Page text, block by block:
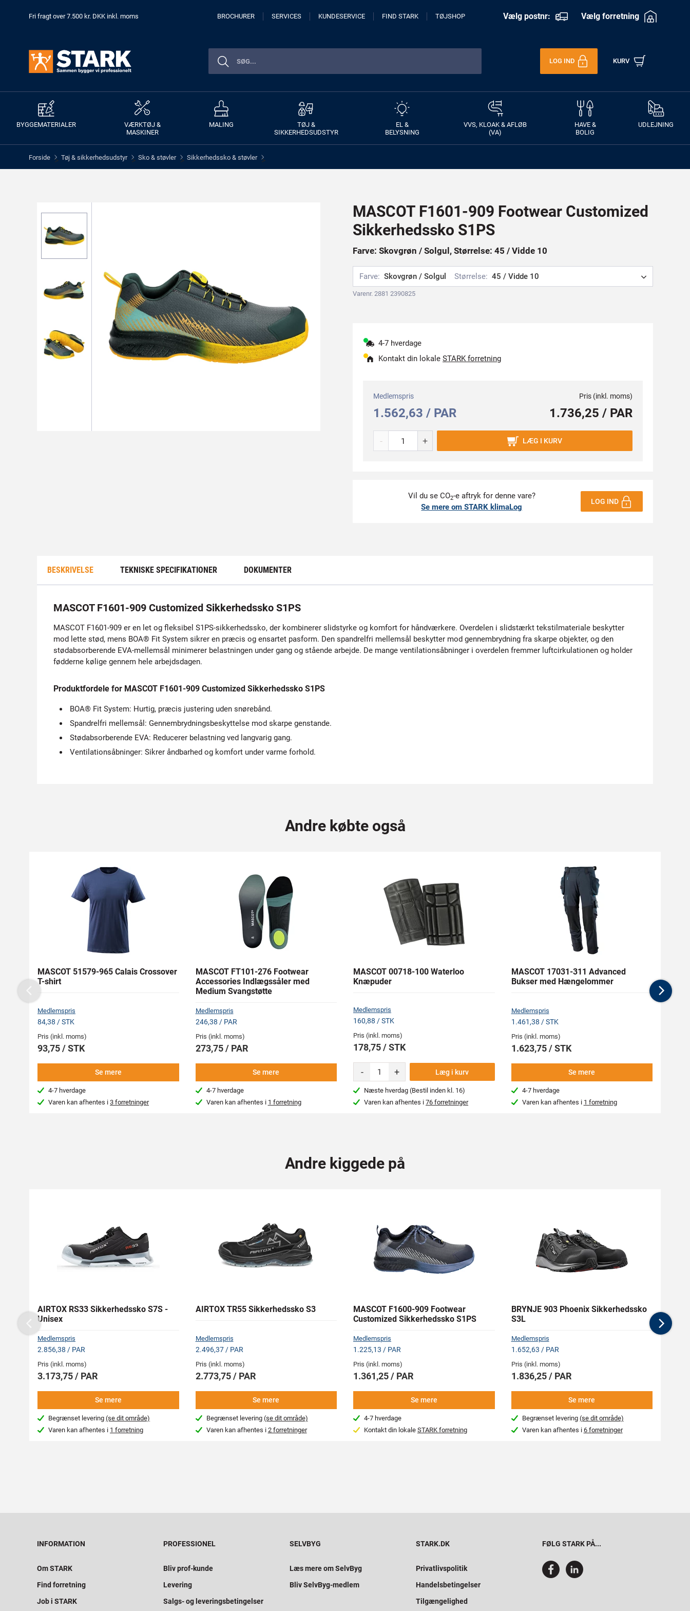
Fri fragt over 7.500 kr. DKK inkl. moms BROCHURER SERVICES KUNDESERVICE FIND STARK TØJSHOP Vælg postnr: Vælg forretning
LOG IND KURV
BYGGEMATERIALER
VÆRKTØJ &
MASKINER
MALING
TØJ &
SIKKERHEDSUDSTYR
EL &
BELYSNING
VVS, KLOAK & AFLØB
(VA)
HAVE &
BOLIG
UDLEJNING
Forside > Tøj & sikkerhedsudstyr > Sko & støvler > Sikkerhedssko & støvler >
MASCOT F1601-909 Footwear Customized
Sikkerhedssko S1PS
Farve: Skovgrøn / Solgul, Størrelse: 45 / Vidde 10
Farve: Skovgrøn / Solgul Størrelse: 45 / Vidde 10
Varenr. 2881 2390825
4-7 hverdage
Kontakt din lokale STARK forretning
Medlemspris
1.562,63 / PAR
Pris (inkl. moms)
1.736,25 / PAR
- + LÆG I KURV
Vil du se CO2-e aftryk for denne vare?
Se mere om STARK klimaLog
LOG IND
BESKRIVELSE TEKNISKE SPECIFIKATIONER DOKUMENTER
MASCOT F1601-909 Customized Sikkerhedssko S1PS
MASCOT F1601-909 er en let og fleksibel S1PS-sikkerhedssko, der kombinerer slidstyrke og komfort for håndværkere. Overdelen i slidstærkt tekstilmateriale beskytter
mod lette stød, mens BOA® Fit System sikrer en præcis og ensartet pasform. Den spandrelfri mellemsål beskytter mod gennembrydning fra skarpe objekter, og den
stødabsorberende EVA-mellemsål minimerer belastningen under gang og stående arbejde. De mange ventilationsåbninger i overdelen fremmer luftcirkulationen og holder
fødderne kølige gennem hele arbejdsdagen.
Produktfordele for MASCOT F1601-909 Customized Sikkerhedssko S1PS
BOA® Fit System: Hurtig, præcis justering uden snørebånd.
Spandrelfri mellemsål: Gennembrydningsbeskyttelse mod skarpe genstande.
Stødabsorberende EVA: Reducerer belastning ved langvarig gang.
Ventilationsåbninger: Sikrer åndbarhed og komfort under varme forhold.
Andre købte også
MASCOT 51579-965 Calais Crossover
T-shirt
Medlemspris
84,38 / STK
Pris (inkl. moms)
93,75 / STK
Se mere
4-7 hverdage
Varen kan afhentes i3 forretninger
MASCOT FT101-276 Footwear
Accessories Indlægssåler med
Medium Svangstøtte
Medlemspris
246,38 / PAR
Pris (inkl. moms)
273,75 / PAR
Se mere
4-7 hverdage
Varen kan afhentes i 1 forretning
MASCOT 00718-100 Waterloo
Knæpuder
Medlemspris
160,88 / STK
Pris (inkl. moms)
178,75 / STK
- + Læg i kurv
Næste hverdag (Bestil inden kl. 16)
Varen kan afhentes i76 forretninger
MASCOT 17031-311 Advanced
Bukser med Hængelommer
Medlemspris
1.461,38 / STK
Pris (inkl. moms)
1.623,75 / STK
Se mere
4-7 hverdage
Varen kan afhentes i 1 forretning
med
Previous
Andre kiggede på
AIRTOX RS33 Sikkerhedssko S7S -
Unisex
Medlemspris
2.856,38 / PAR
Pris (inkl. moms)
3.173,75 / PAR
Se mere
Begrænset levering(se dit område)
Varen kan afhentes i 1 forretning
AIRTOX TR55 Sikkerhedssko S3
Medlemspris
2.496,37 / PAR
Pris (inkl. moms)
2.773,75 / PAR
Se mere
Begrænset levering (se dit område)
Varen kan afhentes i 2 forretninger
MASCOT F1600-909 Footwear
Customized Sikkerhedssko S1PS
Medlemspris
1.225,13 / PAR
Pris (inkl. moms)
1.361,25 / PAR
Se mere
4-7 hverdage
Kontakt din lokale STARK forretning
BRYNJE 903 Phoenix Sikkerhedssko
S3L
Medlemspris
1.652,63 / PAR
Pris (inkl. moms)
1.836,25 / PAR
Se mere
Begrænset levering (se dit område)
Varen kan afhentes i 6 forretninger
Previous
INFORMATION
Om STARK
Find forretning
Job i STARK
PROFESSIONEL
Bliv prof-kunde
Levering
Salgs- og leveringsbetingelser
SELVBYG
Læs mere om SelvByg
Bliv SelvByg-medlem
STARK.DK
Privatlivspolitik
Handelsbetingelser
Tilgængelighed
FØLG STARK PÅ...